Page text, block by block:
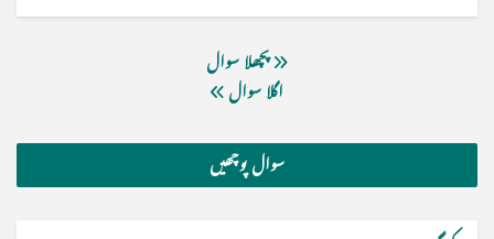
پچھلا سوال
اگلا سوال
سوال پوچھیں